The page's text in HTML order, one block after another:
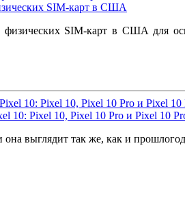
SIM-карт в США
физических SIM‑карт в США для
10: Pixel 10, Pixel 10 Pro и Pixel 10
выглядит так же, как и